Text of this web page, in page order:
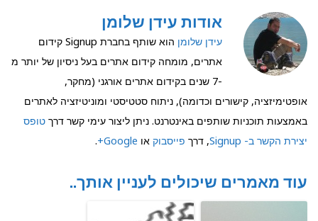
אודות עידן שלומן
עידן שלומן
הוא שותף בחברת Signup קידום
אתרים, מומחה קידום אתרים בעל ניסיון של יותר מ
-7 שנים בקידום אתרים אורגני (מחקר,
אופטימיזציה, קישורים וכדומה), ניתוח סטטיסטי ומוניטיזציה לאתרים
באמצעות תוכניות שותפים באינטרנט. ניתן ליצור עימי קשר דרך טופס
יצירת הקשר ב- Signup
, דרך פייסבוק או Google+
.
עוד מאמרים שיכולים לעניין אותך..